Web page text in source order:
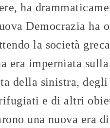
ha
Democrazia
la società
era imperniata
della sinistra,
e di altri
una nuova era